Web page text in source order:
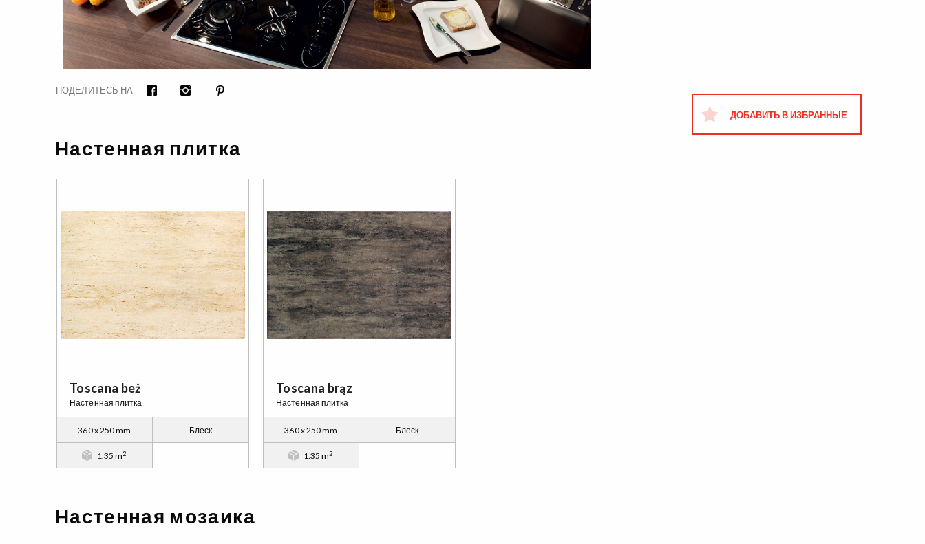
ПОДЕЛИТЕСЬ НА Facebook Instagram
ДОБАВИТЬ В ИЗБРАННЫЕ
Настенная плитка
Toscana beż
Настенная плитка
360 x 250 mm Блеск
1.35 m2
Toscana brąz
Настенная плитка
360 x 250 mm Блеск
1.35 m2
Настенная мозаика